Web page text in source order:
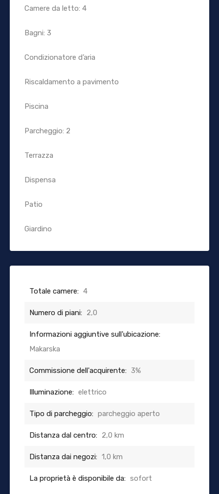
Camere da letto: 4
Bagni: 3
Condizionatore d’aria
Riscaldamento a pavimento
Piscina
Parcheggio: 2
Terrazza
Dispensa
Patio
Giardino
Totale camere: 4
Numero di piani: 2,0
Informazioni aggiuntive sull'ubicazione:
Makarska
Commissione dell'acquirente: 3%
Illuminazione: elettrico
Tipo di parcheggio: parcheggio aperto
Distanza dal centro: 2,0 km
Distanza dai negozi: 1,0 km
La proprietà è disponibile da: sofort